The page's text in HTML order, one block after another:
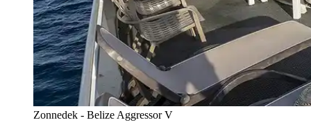
Zonnedek - Belize Aggressor V